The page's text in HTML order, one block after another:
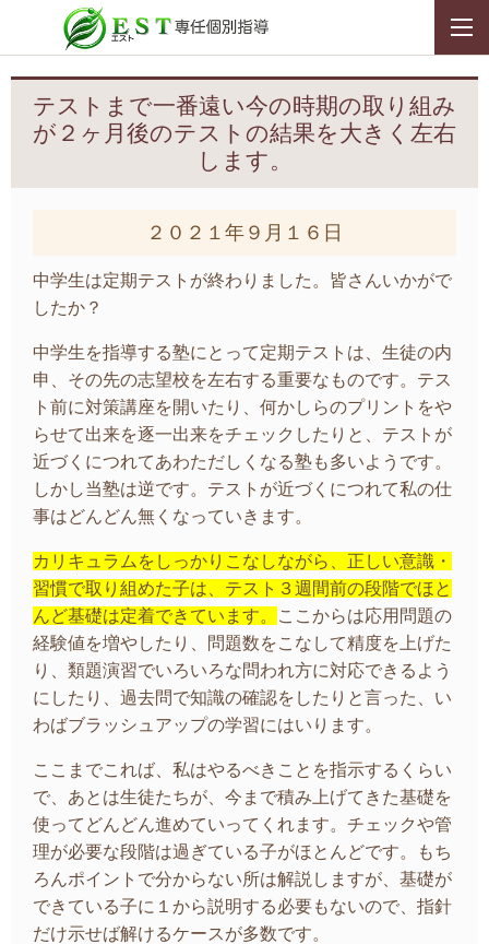
テストまで一番遠い今の時期の取り組み
が２ヶ月後のテストの結果を大きく左右
します。
２０２１年９月１６日
中学生は定期テストが終わりました。皆さんいかがで
したか？
中学生を指導する塾にとって定期テストは、生徒の内
申、その先の志望校を左右する重要なものです。テス
ト前に対策講座を開いたり、何かしらのプリントをや
らせて出来を逐一出来をチェックしたりと、テストが
近づくにつれてあわただしくなる塾も多いようです。
しかし当塾は逆です。テストが近づくにつれて私の仕
事はどんどん無くなっていきます。
カリキュラムをしっかりこなしながら、正しい意識・
習慣で取り組めた子は、テスト３週間前の段階でほと
んど基礎は定着できています。
ここからは応用問題の
経験値を増やしたり、問題数をこなして精度を上げた
り、類題演習でいろいろな問われ方に対応できるよう
にしたり、過去問で知識の確認をしたりと言った、い
わばブラッシュアップの学習にはいります。
ここまでこれば、私はやるべきことを指示するくらい
で、あとは生徒たちが、今まで積み上げてきた基礎を
使ってどんどん進めていってくれます。チェックや管
理が必要な段階は過ぎている子がほとんどです。もち
ろんポイントで分からない所は解説しますが、基礎が
できている子に１から説明する必要もないので、指針
だけ示せば解けるケースが多数です。